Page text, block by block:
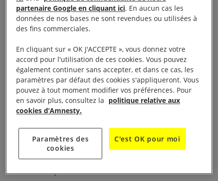
14H – 17h
Une table sera installée sur place pour proposer des
actions (lettres, pétitions, cartes) et des informations
sur la peine de mort. Des militant(e)s d’Amnesty
International et de l’ACAT (Action des Chrétiens pour
l’Abolition de la Torture et de la peine de mort)
seront présent(e)s pour répondre aux questions et
partenaire Google en cliquant ici. En aucun cas les
données de nos bases ne sont revendues ou utilisées à
des fins commerciales.
En cliquant sur « OK J'ACCEPTE », vous donnez votre
accord pour l'utilisation de ces cookies. Vous pouvez
également continuer sans accepter, et dans ce cas, les
paramètres par défaut des cookies s'appliqueront. Vous
pouvez à tout moment modifier vos préférences. Pour
en savoir plus, consultez la politique relative aux
cookies d’Amnesty.
Paramètres des
cookies
C'est OK pour moi